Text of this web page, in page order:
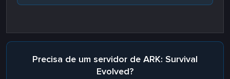
Precisa de um servidor de ARK: Survival
Evolved?